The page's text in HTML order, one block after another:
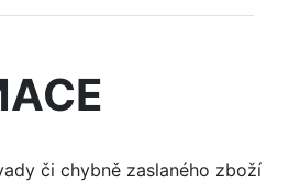
či chybně zaslaného zboží